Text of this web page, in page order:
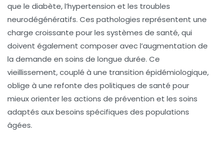
que le diabète, l’hypertension et les troubles
neurodégénératifs. Ces pathologies représentent une
charge croissante pour les systèmes de santé, qui
doivent également composer avec l’augmentation de
la demande en soins de longue durée. Ce
vieillissement, couplé à une transition épidémiologique,
oblige à une refonte des politiques de santé pour
mieux orienter les actions de prévention et les soins
adaptés aux besoins spécifiques des populations
âgées.